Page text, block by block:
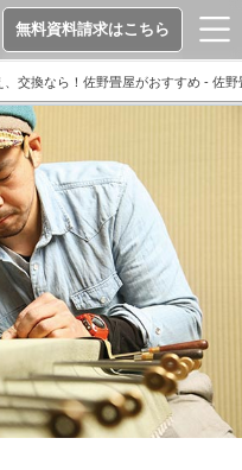
交換なら！佐野畳屋がおすすめ - 佐野
無料資料請求はこちら